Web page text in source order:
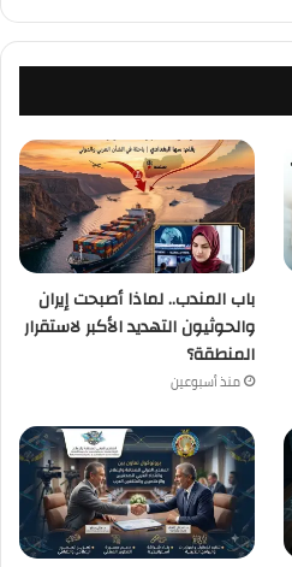
باب المندب.. لماذا أصبحت إيران
والحوثيون التهديد الأكبر لاستقرار
المنطقة؟
منذ أسبوعين